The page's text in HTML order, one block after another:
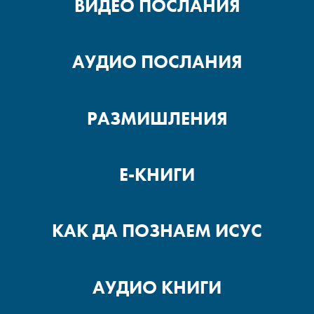
ВИДЕО ПОСЛАНИЯ
АУДИО ПОСЛАНИЯ
РАЗМИШЛЕНИЯ
Е-КНИГИ
КАК ДА ПОЗНАЕМ ИСУС
АУДИО КНИГИ